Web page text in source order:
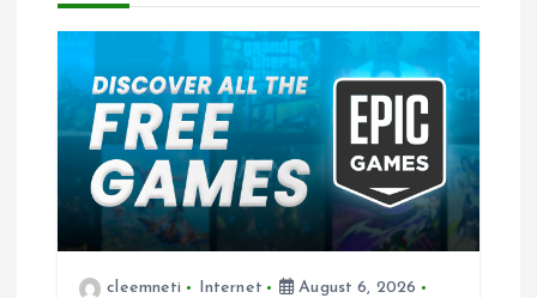
v
g
a
t
cleemneti Internet
August 6, 2026